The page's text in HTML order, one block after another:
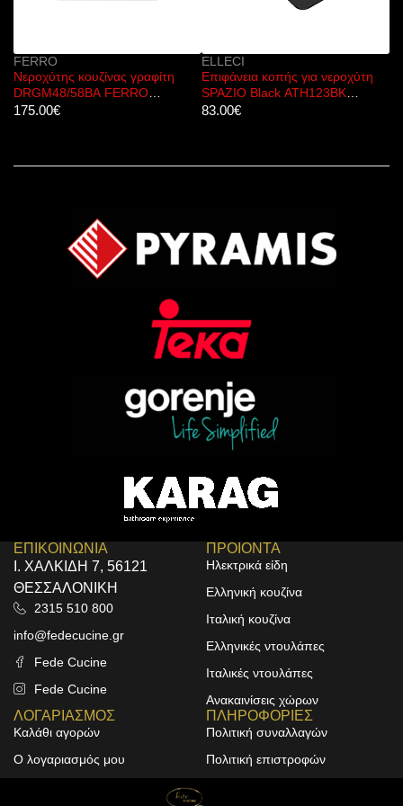
FERRO
Νεροχύτης κουζίνας γραφίτη
DRGM48/58BA FERRO
58x48cm
175.00€
ELLECI
Επιφάνεια κοπής για νεροχύτη
SPAZIO Black ATH123BK
ELLECI
83.00€
ΕΠΙΚΟΙΝΩΝΙΑ
Ι. ΧΑΛΚΙΔΗ 7, 56121
ΘΕΣΣΑΛΟΝΙΚΗ
2315 510 800
info@fedecucine.gr
Fede Cucine
Fede Cucine
ΠΡΟΙΟΝΤΑ
Ηλεκτρικά είδη
Ελληνική κουζίνα
Ιταλική κουζίνα
Ελληνικές ντουλάπες
Ιταλικές ντουλάπες
Ανακαινίσεις χώρων
ΛΟΓΑΡΙΑΣΜΟΣ
Καλάθι αγορών
Ο λογαριασμός μου
ΠΛΗΡΟΦΟΡΙΕΣ
Πολιτική συναλλαγών
Πολιτική επιστροφών